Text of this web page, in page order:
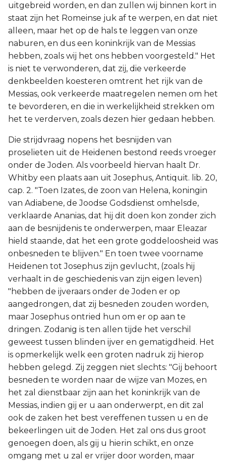
uitgebreid worden, en dan zullen wij binnen kort in
staat zijn het Romeinse juk af te werpen, en dat niet
alleen, maar het op de hals te leggen van onze
naburen, en dus een koninkrijk van de Messias
hebben, zoals wij het ons hebben voorgesteld." Het
is niet te verwonderen, dat zij, die verkeerde
denkbeelden koesteren omtrent het rijk van de
Messias, ook verkeerde maatregelen nemen om het
te bevorderen, en die in werkelijkheid strekken om
het te verderven, zoals dezen hier gedaan hebben.
Die strijdvraag nopens het besnijden van
proselieten uit de Heidenen bestond reeds vroeger
onder de Joden. Als voorbeeld hiervan haalt Dr.
Whitby een plaats aan uit Josephus, Antiquit. lib. 20,
cap. 2. "Toen Izates, de zoon van Helena, koningin
van Adiabene, de Joodse Godsdienst omhelsde,
verklaarde Ananias, dat hij dit doen kon zonder zich
aan de besnijdenis te onderwerpen, maar Eleazar
hield staande, dat het een grote goddeloosheid was
onbesneden te blijven." En toen twee voorname
Heidenen tot Josephus zijn gevlucht, (zoals hij
verhaalt in de geschiedenis van zijn eigen leven)
"hebben de ijveraars onder de Joden er op
aangedrongen, dat zij besneden zouden worden,
maar Josephus ontried hun om er op aan te
dringen. Zodanig is ten allen tijde het verschil
geweest tussen blinden ijver en gematigdheid. Het
is opmerkelijk welk een groten nadruk zij hierop
hebben gelegd. Zij zeggen niet slechts: "Gij behoort
besneden te worden naar de wijze van Mozes, en
het zal dienstbaar zijn aan het koninkrijk van de
Messias, indien gij er u aan onderwerpt, en dit zal
ook de zaken het best vereffenen tussen u en de
bekeerlingen uit de Joden. Het zal ons dus groot
genoegen doen, als gij u hierin schikt, en onze
omgang met u zal er vrijer door worden, maar